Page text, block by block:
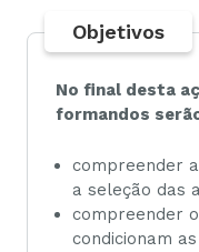
Objetivos
No final desta
formandos
compreender
a seleção das
compreender
condicionam